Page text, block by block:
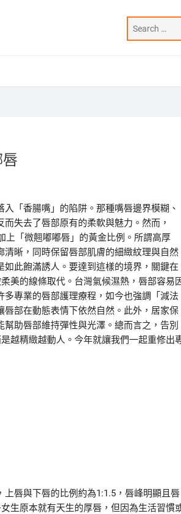
「香腸嘴」的陷阱。那種嘴唇邊界模糊、
失去了唇部原有的柔軟與魅力。然而，
上「微翹嘟嘟唇」的黃金比例。所謂高厚
晰，同時保留唇部肌膚的細緻紋理與自然
此飽滿誘人。要達到這樣的境界，關鍵在
美的線條取代。台灣氣候濕熱，唇部容易
專業的唇部護理療程，如今也強調「減法
部在動態表情下依然自然。此外，居家保
助唇部維持彈性與光澤。總而言之，告別
越精緻越動人。今年就讓我們一起重修出
唇與下唇的比例約為1:1.5，唇峰明顯且唇
生原本就有天生的厚唇，但因為生活習慣